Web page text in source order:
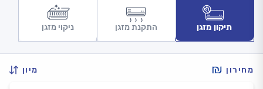
תיקון מזגן התקנת מזגן ניקוי מזגן
מחירון מיון